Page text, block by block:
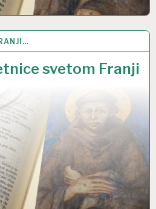
svetom Franji